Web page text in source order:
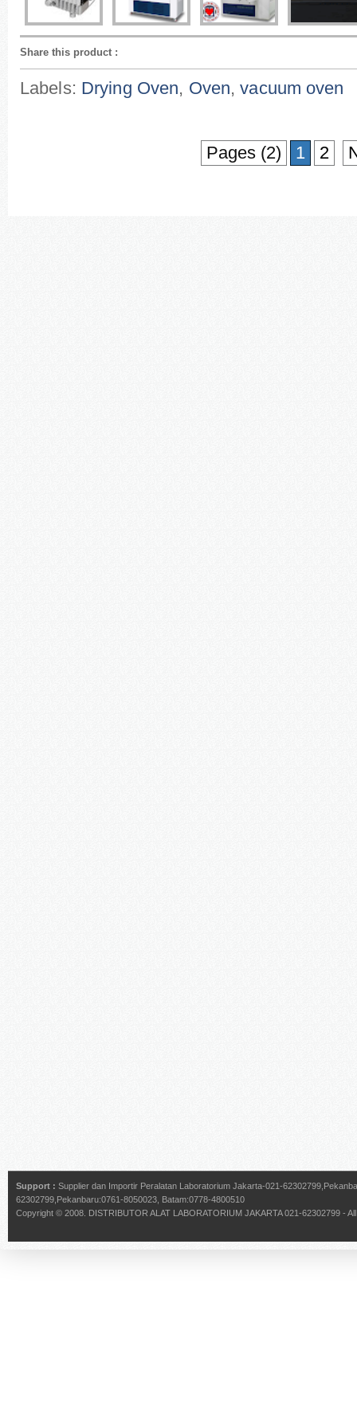
Share this product :
Labels: Drying Oven, Oven,vacuum oven
Pages (2) 1 2
Support : Supplier dan Importir Peralatan Laboratorium Jakarta-021-
62302799,Pekanbaru:0761-8050023, Batam:0778-4800510
Copyright © 2008. DISTRIBUTOR ALAT LABORATORIUM JAKARTA 021-62302799 -